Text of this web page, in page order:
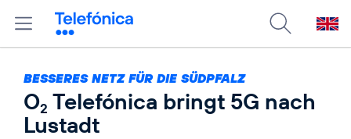
BESSERES NETZ FÜR DIE SÜDPFALZ
O2 Telefónica bringt 5G nach
Lustadt